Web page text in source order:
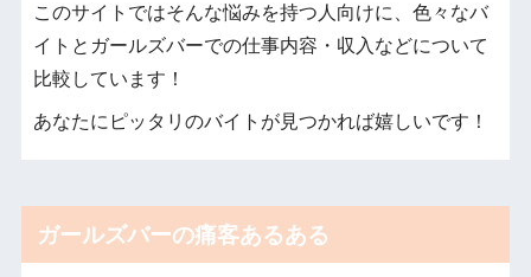
このサイトではそんな悩みを持つ人向けに、色々なバ
イトとガールズバーでの仕事内容・収入などについて
比較しています！
あなたにピッタリのバイトが見つかれば嬉しいです！
ガールズバーの痛客あるある